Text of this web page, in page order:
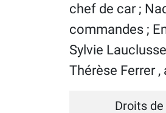
chef de car ;
commandes ;
Sylvie
Thérèse Ferrer
Droits